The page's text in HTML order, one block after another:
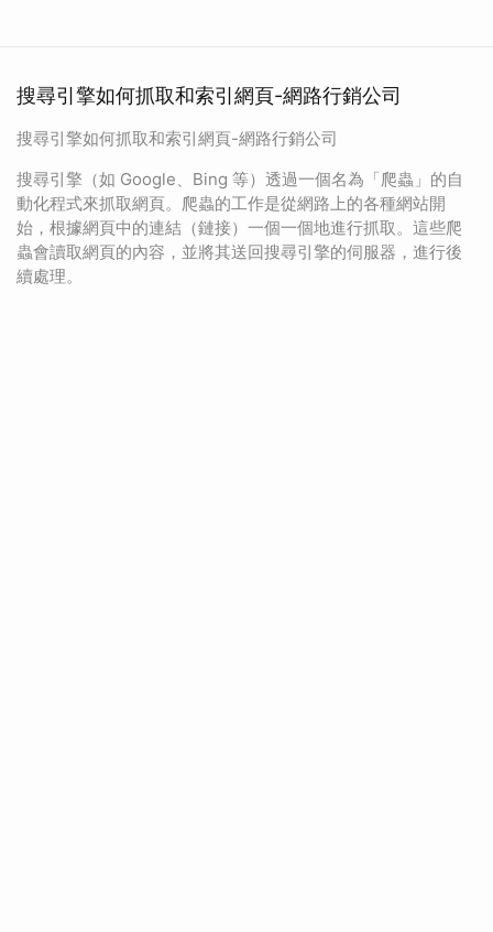
搜尋引擎如何抓取和索引網頁-網路行銷公司
搜尋引擎如何抓取和索引網頁-網路行銷公司
搜尋引擎（如 Google、Bing 等）透過一個名為「爬蟲」的自
動化程式來抓取網頁。爬蟲的工作是從網路上的各種網站開
始，根據網頁中的連結（鏈接）一個一個地進行抓取。這些爬
蟲會讀取網頁的內容，並將其送回搜尋引擎的伺服器，進行後
續處理。